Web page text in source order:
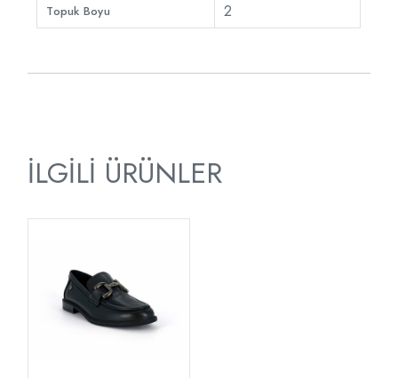
Topuk Boyu 2
İLGILI ÜRÜNLER